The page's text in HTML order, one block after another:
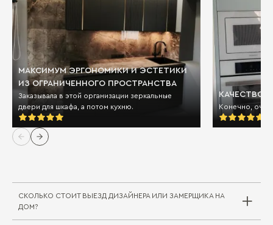
МАКСИМУМ ЭРГОНОМИКИ И ЭСТЕТИКИ
ИЗ ОГРАНИЧЕННОГО ПРОСТРАНСТВА
Заказывала в этой организации зеркальные
двери для шкафа, а потом кухню.
КАЧЕСТВО
Конечно,
СКОЛЬКО СТОИТ ВЫЕЗД ДИЗАЙНЕРА ИЛИ ЗАМЕРЩИКА НА
ДОМ?